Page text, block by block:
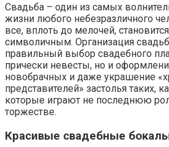
Свадьба – один из самых
жизни любого небезразличного
все, вплоть до мелочей, становится
символичным. Организация
правильный выбор свадебного
прически невесты, но и
новобрачных и даже украшение
представителей» застолья таких,
которые играют не последнюю
торжестве.
Красивые свадебные